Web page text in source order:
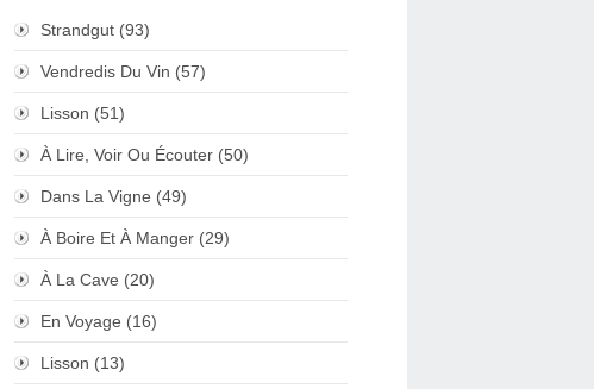
Strandgut (93)
Vendredis Du Vin (57)
Lisson (51)
À Lire, Voir Ou Écouter (50)
Dans La Vigne (49)
À Boire Et À Manger (29)
À La Cave (20)
En Voyage (16)
Lisson (13)